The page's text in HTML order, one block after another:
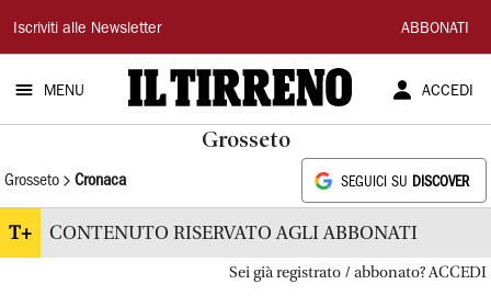
Il
Tirreno
Iscriviti alle Newsletter ABBONATI
MENU ACCEDI
Grosseto
Grosseto Cronaca SEGUICI SU DISCOVER
T+ CONTENUTO RISERVATO AGLI ABBONATI
Sei già registrato / abbonato? ACCEDI